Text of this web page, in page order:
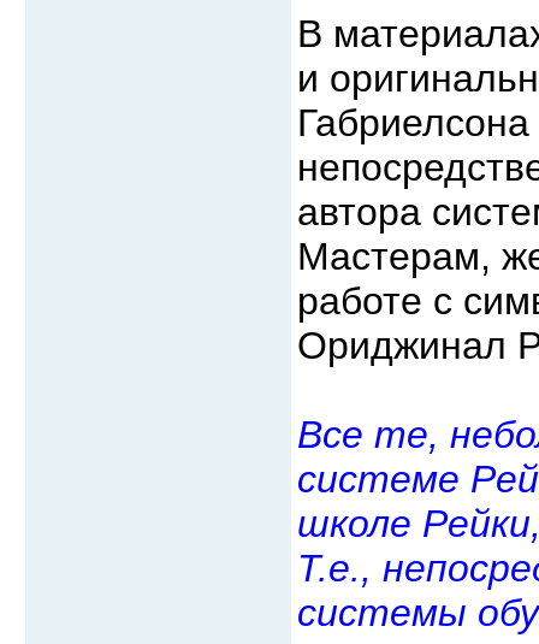
В
и
автора
Мастерам,
работе с
Ориджинал
Все те,
системе
школе
Т.е.,
системы